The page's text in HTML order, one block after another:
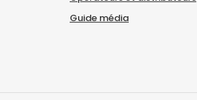
Guide média